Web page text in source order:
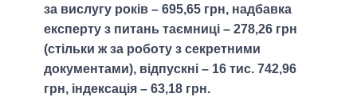
за вислугу років – 695,65 грн, надбавка
експерту з питань таємниці – 278,26 грн
(стільки ж за роботу з секретними
документами), відпускні – 16 тис. 742,96
грн, індексація – 63,18 грн.